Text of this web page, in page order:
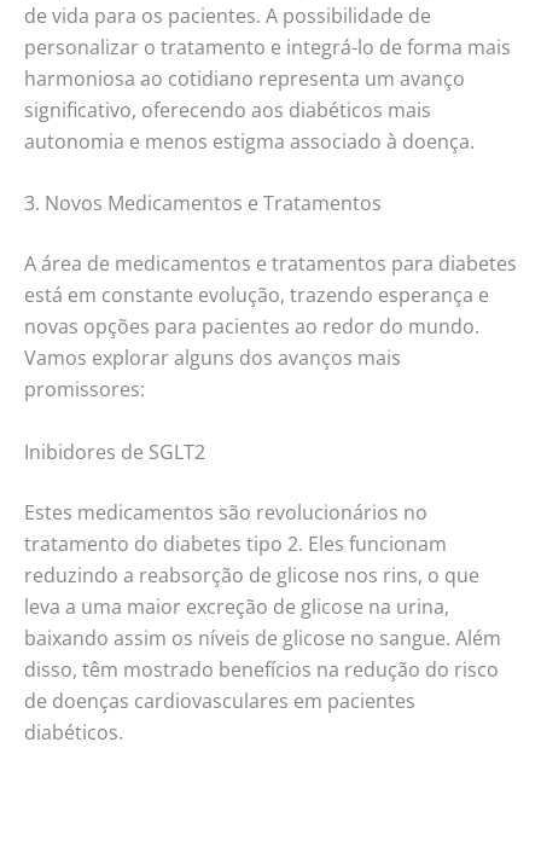
de vida para os pacientes. A possibilidade de
personalizar o tratamento e integrá-lo de forma mais
harmoniosa ao cotidiano representa um avanço
significativo, oferecendo aos diabéticos mais
autonomia e menos estigma associado à doença.
3. Novos Medicamentos e Tratamentos
A área de medicamentos e tratamentos para diabetes
está em constante evolução, trazendo esperança e
novas opções para pacientes ao redor do mundo.
Vamos explorar alguns dos avanços mais
promissores:
Inibidores de SGLT2
Estes medicamentos são revolucionários no
tratamento do diabetes tipo 2. Eles funcionam
reduzindo a reabsorção de glicose nos rins, o que
leva a uma maior excreção de glicose na urina,
baixando assim os níveis de glicose no sangue. Além
disso, têm mostrado benefícios na redução do risco
de doenças cardiovasculares em pacientes
diabéticos.